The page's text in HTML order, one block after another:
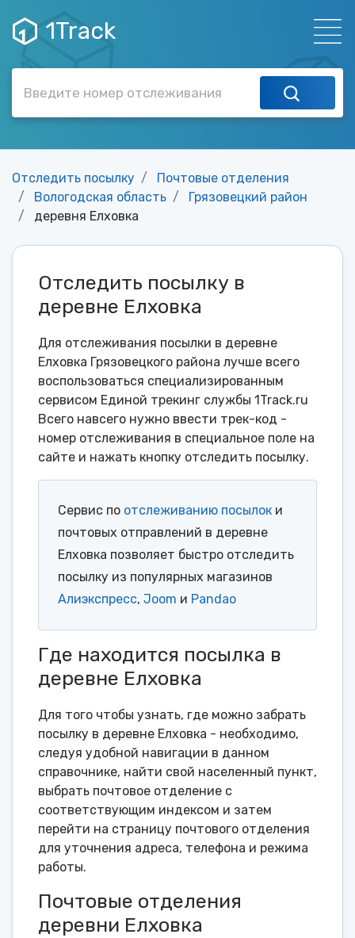
1Track
Отследить посылку
Почтовые отделения
Вологодская область
Грязовецкий район
деревня Елховка
Отследить посылку в
деревне Елховка
Для отслеживания посылки в деревне
Елховка Грязовецкого района лучше всего
воспользоваться специализированным
сервисом Единой трекинг службы 1Track.ru
Всего навсего нужно ввести трек-код -
номер отслеживания в специальное поле на
сайте и нажать кнопку отследить посылку.
Сервис по отслеживанию посылок и
почтовых отправлений в деревне
Елховка позволяет быстро отследить
посылку из популярных магазинов
Алиэкспресс, Joom и Pandao
Где находится посылка в
деревне Елховка
Для того чтобы узнать, где можно забрать
посылку в деревне Елховка - необходимо,
следуя удобной навигации в данном
справочнике, найти свой населенный пункт,
выбрать почтовое отделение с
соответствующим индексом и затем
перейти на страницу почтового отделения
для уточнения адреса, телефона и режима
работы.
Почтовые отделения
деревни Елховка